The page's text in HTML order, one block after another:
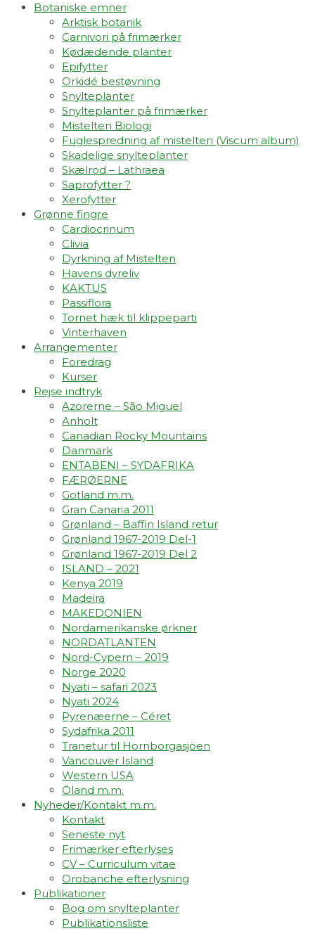
Botaniske emner
Arktisk botanik
Carnivori på frimærker
Kødædende planter
Epifytter
Orkidé bestøvning
Snylteplanter
Snylteplanter på frimærker
Mistelten Biologi
Fuglespredning af mistelten (Viscum album)​
Skadelige snylteplanter
Skælrod – Lathraea
Saprofytter ?
Xerofytter
Grønne fingre
Cardiocrinum
Clivia
Dyrkning af Mistelten
Havens dyreliv
KAKTUS
Passiflora
Tornet hæk til klippeparti
Vinterhaven
Arrangementer
Foredrag
Kurser
Rejse indtryk
Azorerne – São Miguel
Anholt
Canadian Rocky Mountains
Danmark
ENTABENI – SYDAFRIKA
FÆRØERNE
Gotland m.m.
Gran Canaria 2011
Grønland – Baffin Island retur
Grønland 1967-2019 Del-1
Grønland 1967-2019 Del 2
ISLAND – 2021
Kenya 2019
Madeira
MAKEDONIEN
Nordamerikanske ørkner
NORDATLANTEN
Nord-Cypern – 2019
Norge 2020
Nyati – safari 2023
Nyati 2024
Pyrenæerne – Céret
Sydafrika 2011
Tranetur til Hornborgasjöen
Vancouver Island
Western USA
Öland m.m.
Nyheder/Kontakt m.m.
Kontakt
Seneste nyt
Frimærker efterlyses
CV – Curriculum vitae
Orobanche efterlysning
Publikationer
Bog om snylteplanter
Publikationsliste